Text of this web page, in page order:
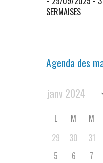
SERMAISES
Agenda des
L M M
29
30 31
5
6 7